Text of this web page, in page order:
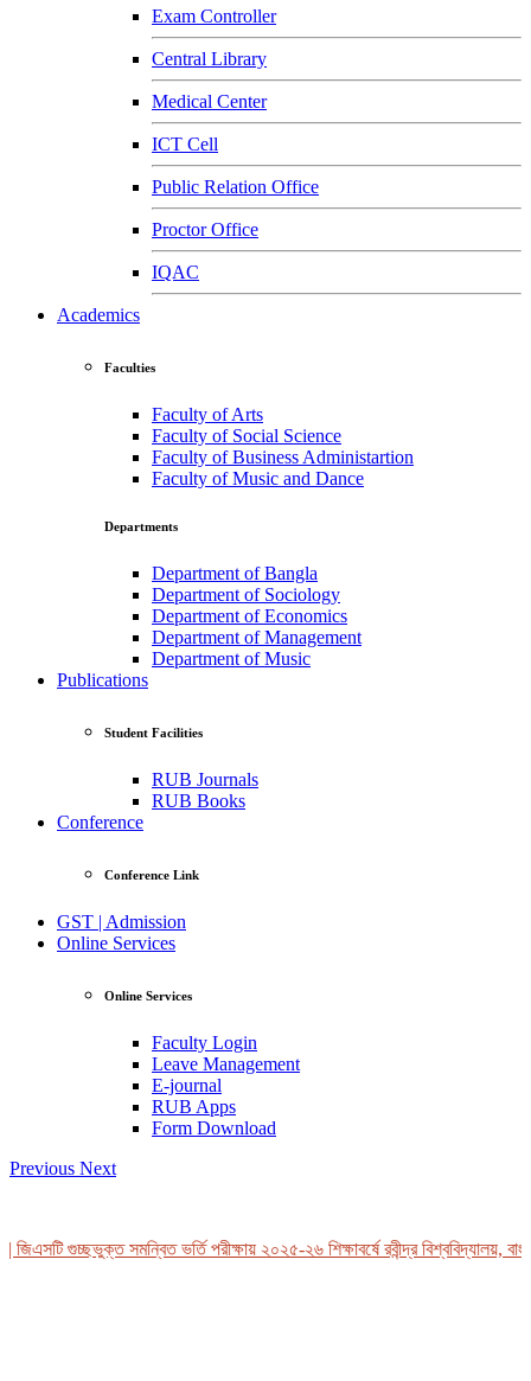
Exam Controller
Central Library
Medical Center
ICT Cell
Public Relation Office
Proctor Office
IQAC
Academics
Faculties
Faculty of Arts
Faculty of Social Science
Faculty of Business Administartion
Faculty of Music and Dance
Departments
Department of Bangla
Department of Sociology
Department of Economics
Department of Management
Department of Music
Publications
Student Facilities
RUB Journals
RUB Books
Conference
Conference Link
GST | Admission
Online Services
Online Services
Faculty Login
Leave Management
E-journal
RUB Apps
Form Download
Previous Next
গুচ্ছভুক্ত সমন্বিত ভর্তি পরীক্ষায় ২০২৫-২৬ শিক্ষাবর্ষে রবীন্দ্র বিশ্ববিদ্যালয়,